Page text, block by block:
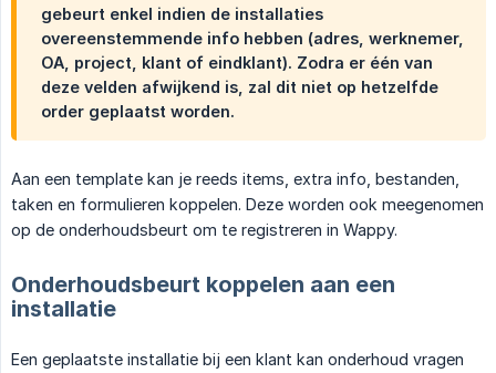
gebeurt enkel indien de installaties
overeenstemmende info hebben (adres, werknemer,
OA, project, klant of eindklant). Zodra er één van
deze velden afwijkend is, zal dit niet op hetzelfde
order geplaatst worden.
Aan een template kan je reeds items, extra info, bestanden,
taken en formulieren koppelen. Deze worden ook meegenomen
op de onderhoudsbeurt om te registreren in Wappy.
Onderhoudsbeurt koppelen aan een
installatie
Een geplaatste installatie bij een klant kan onderhoud vragen